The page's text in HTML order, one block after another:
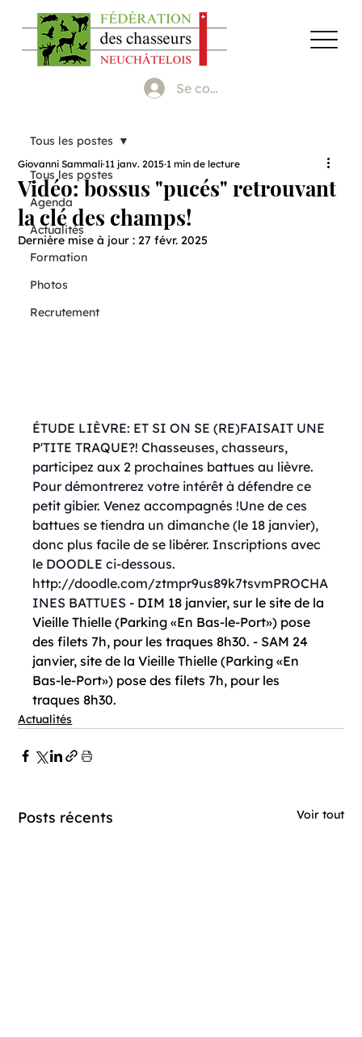
Se connecter
Tous les postes
Agenda
Actualités
Formation
Photos
Recrutement
Tous les postes
Vidéo: bossus "pucés" retrouvant
la clé des champs!
Giovanni Sammali 11 janv. 2015 1 min de lecture
Dernière mise à jour :27 févr. 2025
ÉTUDE LIÈVRE: ET SI ON SE (RE)FAISAIT UNE
P'TITE TRAQUE?! Chasseuses, chasseurs,
participez aux 2 prochaines battues au lièvre.
Pour démontrerez votre intérêt à défendre ce
petit gibier. Venez accompagnés !Une de ces
battues se tiendra un dimanche (le 18 janvier),
donc plus facile de se libérer. Inscriptions avec
le DOODLE ci-dessous.
http://doodle.com/ztmpr9us89k7tsvmPROCHA
INES BATTUES - DIM 18 janvier, sur le site de la
Vieille Thielle (Parking «En Bas-le-Port») pose
des filets 7h, pour les traques 8h30. - SAM 24
janvier, site de la Vieille Thielle (Parking «En
Bas-le-Port») pose des filets 7h, pour les
traques 8h30.
Actualités
Posts récents Voir tout